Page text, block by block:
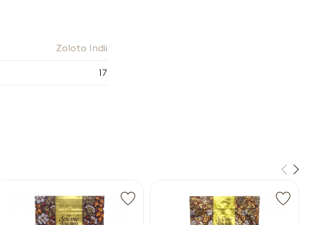
Zoloto Indii
17